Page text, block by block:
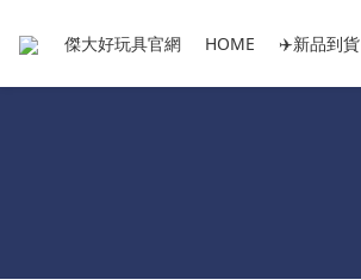
傑大好玩具官網 HOME ✈️新品到貨